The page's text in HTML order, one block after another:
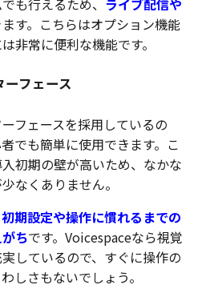
も行えるため、 ライブ配信や
す。こちらはオプション機能
非常に便利な機能です。
フェース
フェースを採用しているの
でも簡単に使用できます。こ
初期の壁が高いため、なかな
なくありません。
初期設定や操作に慣れるまでの
ちです。Voicespaceなら視覚
しているので、すぐに操作の
しさもないでしょう。